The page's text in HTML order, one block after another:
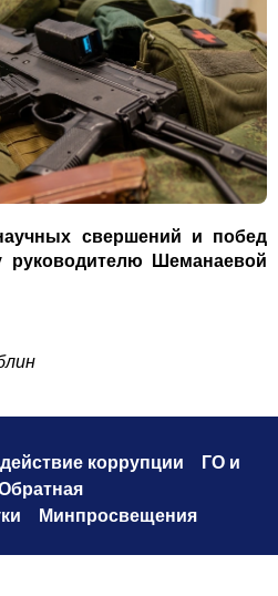
свершений и побед
руководителю Шеманаевой
коррупции
ГО и
Минпросвещения